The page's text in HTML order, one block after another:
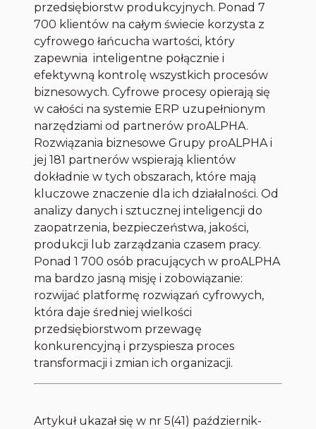
przedsiębiorstw produkcyjnych. Ponad 7
700 klientów na całym świecie korzysta z
cyfrowego łańcucha wartości, który
zapewnia inteligentne połącznie i
efektywną kontrolę wszystkich procesów
biznesowych. Cyfrowe procesy opierają się
w całości na systemie ERP uzupełnionym
narzędziami od partnerów proALPHA.
Rozwiązania biznesowe Grupy proALPHA i
jej 181 partnerów wspierają klientów
dokładnie w tych obszarach, które mają
kluczowe znaczenie dla ich działalności. Od
analizy danych i sztucznej inteligencji do
zaopatrzenia, bezpieczeństwa, jakości,
produkcji lub zarządzania czasem pracy.
Ponad 1 700 osób pracujących w proALPHA
ma bardzo jasną misję i zobowiązanie:
rozwijać platformę rozwiązań cyfrowych,
która daje średniej wielkości
przedsiębiorstwom przewagę
konkurencyjną i przyspiesza proces
transformacji i zmian ich organizacji.
Artykuł ukazał się w nr 5(41) październik-